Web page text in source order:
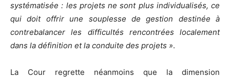
systématisée : les projets ne sont plus individualisés, ce
qui doit offrir une souplesse de gestion destinée à
contrebalancer les difficultés rencontrées localement
dans la définition et la conduite des projets ».
La Cour regrette néanmoins que la dimension